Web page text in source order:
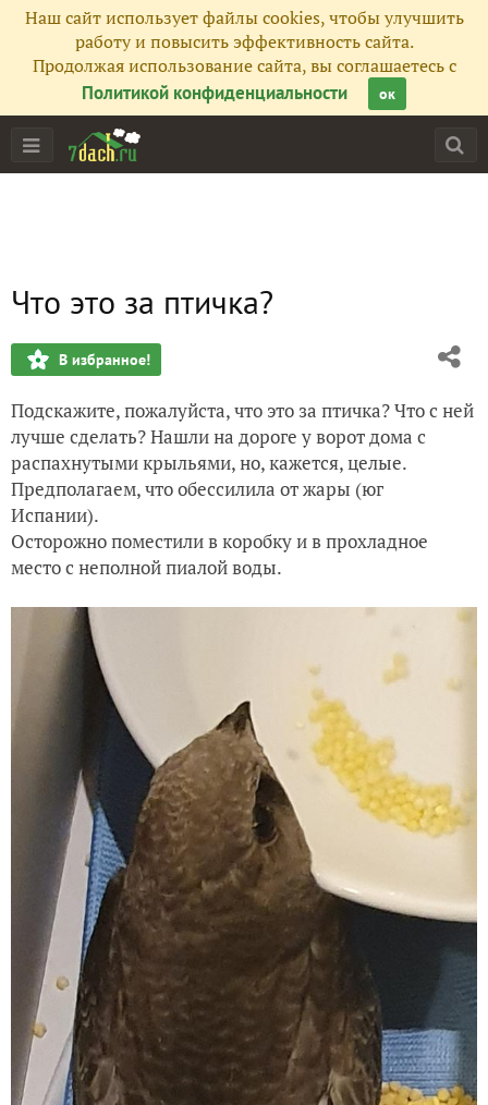
Наш сайт использует файлы cookies, чтобы улучшить
работу и повысить эффективность сайта.
Продолжая использование сайта, вы соглашаетесь с
Политикой конфиденциальности
ок
Что это за птичка?
В избранное!
Подскажите, пожалуйста, что это за птичка? Что с ней
лучше сделать? Нашли на дороге у ворот дома с
распахнутыми крыльями, но, кажется, целые.
Предполагаем, что обессилила от жары (юг
Испании).
Осторожно поместили в коробку и в прохладное
место с неполной пиалой воды.